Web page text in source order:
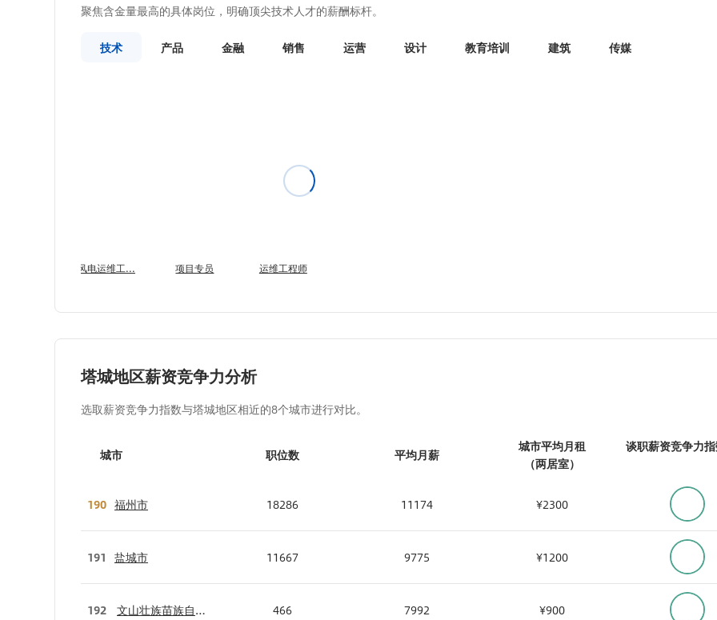
聚焦含金量最高的具体岗位，明确顶尖技术人才的薪酬标杆。
技术 产品 金融 销售 运营 设计 教育培训 建筑 传媒
风电运维工... 项目专员 运维工程师
塔城地区薪资竞争力分析
选取薪资竞争力指数与塔城地区相近的8个城市进行对比。
城市 职位数 平均月薪
城市平均月租
（两居室）
谈职薪资竞争力
190 福州市 18286 11174
¥2300
20.6
191 盐城市 11667 9775
¥1200
20.5
192 文山壮族苗族自治
466 7992
¥900